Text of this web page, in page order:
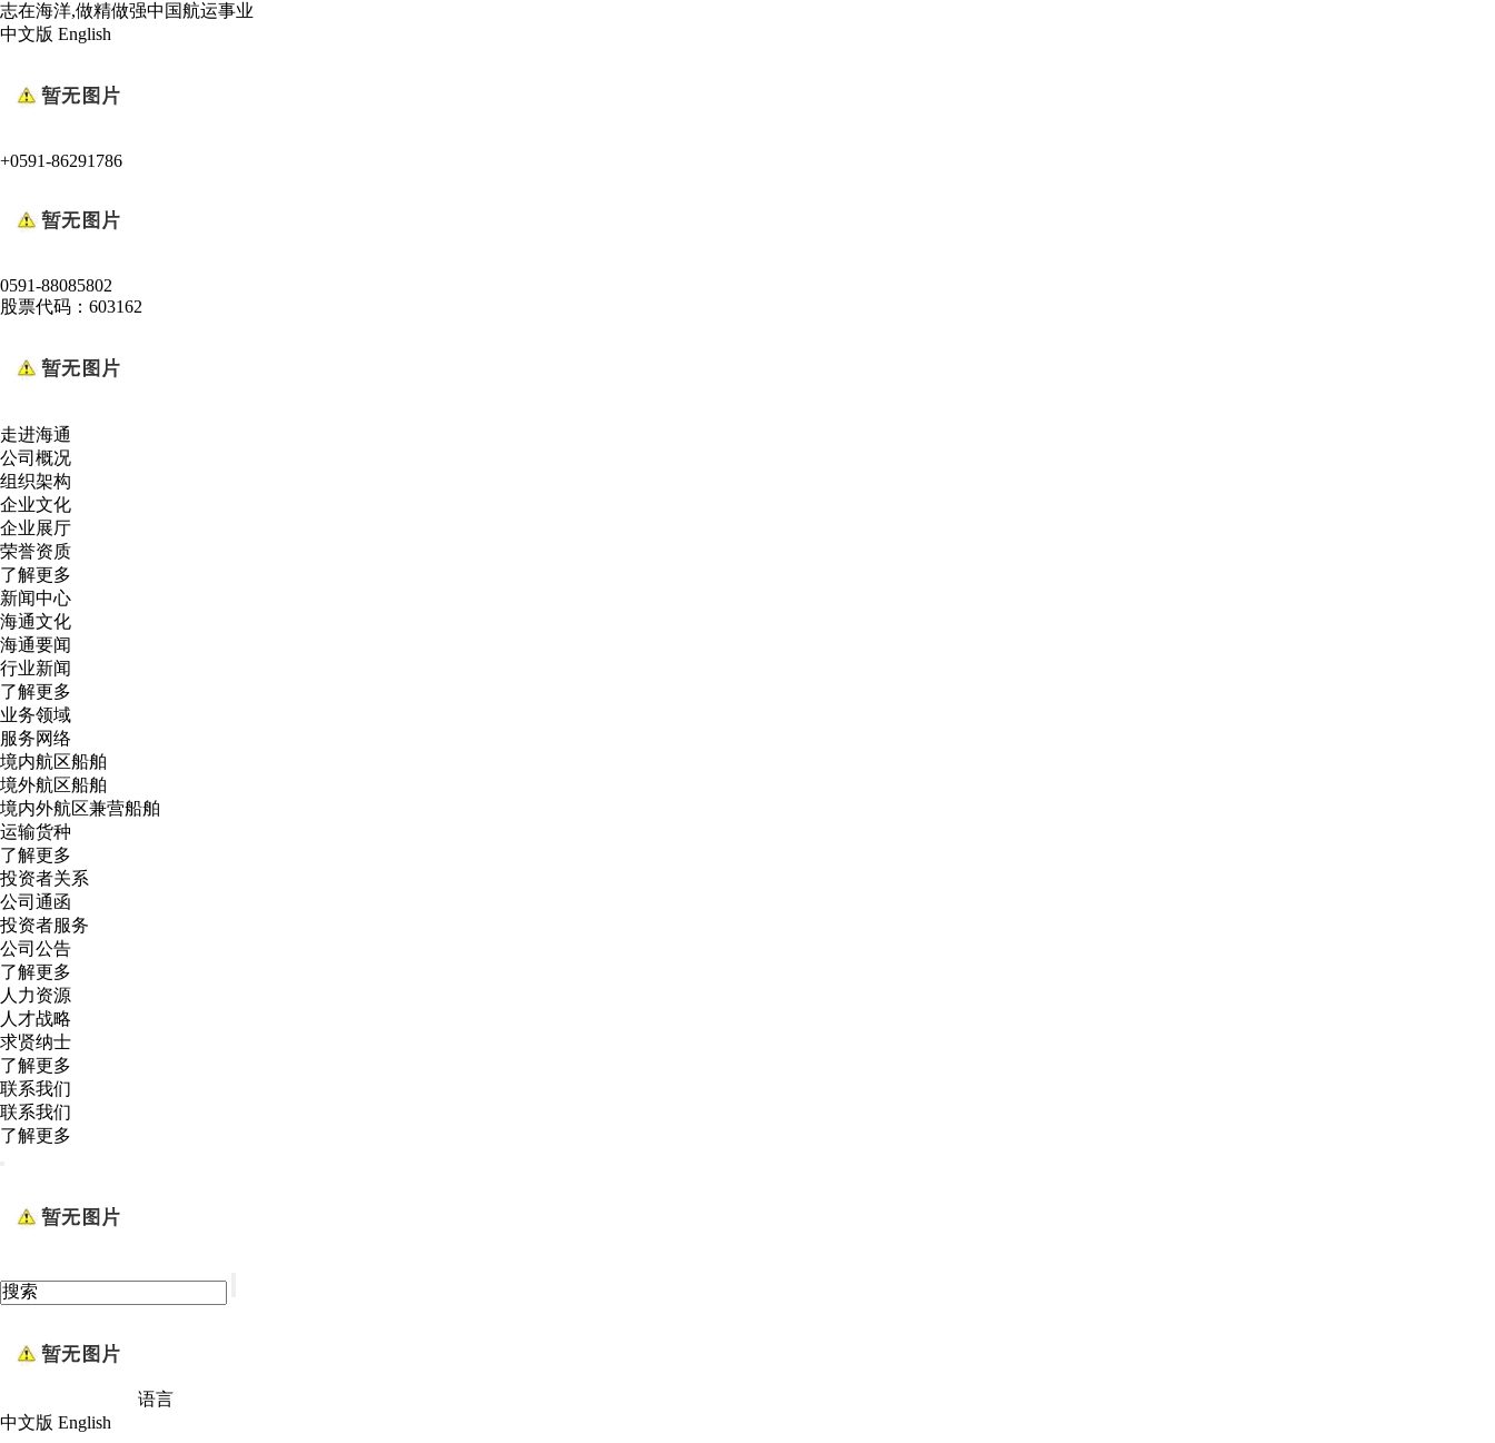
志在海洋,做精做强中国航运事业
中文版 English
+0591-86291786
0591-88085802
股票代码：603162
走进海通
公司概况
组织架构
企业文化
企业展厅
荣誉资质
了解更多
新闻中心
海通文化
海通要闻
行业新闻
了解更多
业务领域
服务网络
境内航区船舶
境外航区船舶
境内外航区兼营船舶
运输货种
了解更多
投资者关系
公司通函
投资者服务
公司公告
了解更多
人力资源
人才战略
求贤纳士
了解更多
联系我们
联系我们
了解更多
语言
中文版 English